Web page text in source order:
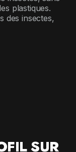
plastiques.
des insectes,
SUR